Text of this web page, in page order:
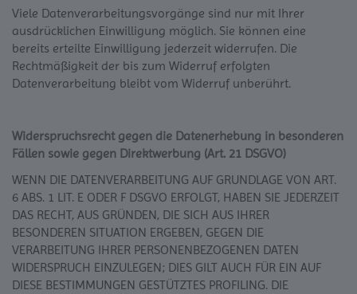
Viele Datenverarbeitungsvorgänge sind nur mit Ihrer
ausdrücklichen Einwilligung möglich. Sie können eine
bereits erteilte Einwilligung jederzeit widerrufen. Die
Rechtmäßigkeit der bis zum Widerruf erfolgten
Datenverarbeitung bleibt vom Widerruf unberührt.
Widerspruchsrecht gegen die Datenerhebung in besonderen
Fällen sowie gegen Direktwerbung (Art. 21 DSGVO)
WENN DIE DATENVERARBEITUNG AUF GRUNDLAGE VON ART.
6 ABS. 1 LIT. E ODER F DSGVO ERFOLGT, HABEN SIE JEDERZEIT
DAS RECHT, AUS GRÜNDEN, DIE SICH AUS IHRER
BESONDEREN SITUATION ERGEBEN, GEGEN DIE
VERARBEITUNG IHRER PERSONENBEZOGENEN DATEN
WIDERSPRUCH EINZULEGEN; DIES GILT AUCH FÜR EIN AUF
DIESE BESTIMMUNGEN GESTÜTZTES PROFILING. DIE